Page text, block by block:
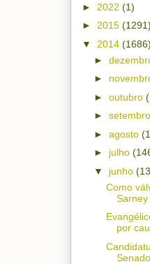
► 2022 (1)
► 2015 (1291)
▼ 2014 (1686)
►
►
► outubro
► setembro
► agosto
► julho
▼ junho
Como
Sarney
por